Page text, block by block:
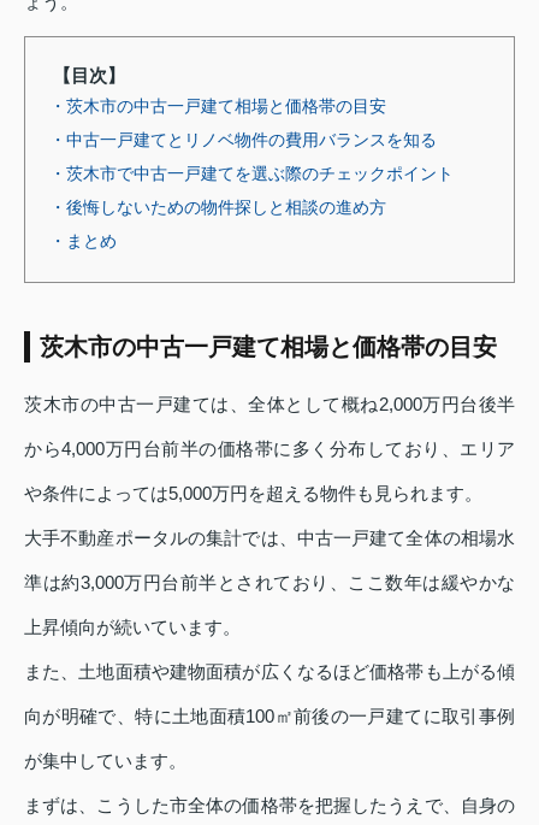
【目次】
・茨木市の中古一戸建て相場と価格帯の目安
・中古一戸建てとリノベ物件の費用バランスを知る
・茨木市で中古一戸建てを選ぶ際のチェックポイント
・後悔しないための物件探しと相談の進め方
・まとめ
茨木市の中古一戸建て相場と価格帯の目安
茨木市の中古一戸建ては、全体として概ね2,000万円台後半
から4,000万円台前半の価格帯に多く分布しており、エリア
や条件によっては5,000万円を超える物件も見られます。
大手不動産ポータルの集計では、中古一戸建て全体の相場水
準は約3,000万円台前半とされており、ここ数年は緩やかな
上昇傾向が続いています。
また、土地面積や建物面積が広くなるほど価格帯も上がる傾
向が明確で、特に土地面積100㎡前後の一戸建てに取引事例
が集中しています。
まずは、こうした市全体の価格帯を把握したうえで、自身の